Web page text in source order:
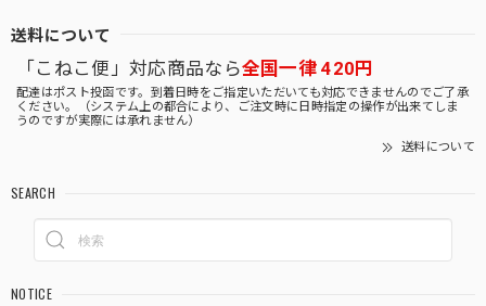
送料について
「こねこ便」対応商品なら全国一律 420円
配達はポスト投函です。到着日時をご指定いただいても対応できませんのでご了承
ください。（システム上の都合により、ご注文時に日時指定の操作が出来てしま
うのですが実際には承れません）
送料について
SEARCH
NOTICE